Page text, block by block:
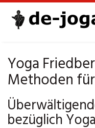
Yoga
Methoden
bezüglich